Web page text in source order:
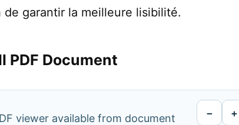
de garantir la meilleure lisibilité.
PDF Document
viewer available from document
− +